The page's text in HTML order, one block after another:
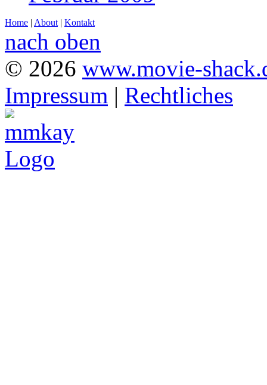
Home | About | Kontakt
nach oben
© 2026 www.movie-
Impressum | Rechtliches